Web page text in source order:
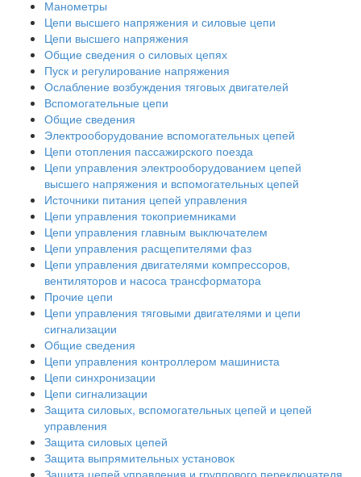
Манометры
Цепи высшего напряжения и силовые цепи
Цепи высшего напряжения
Общие сведения о силовых цепях
Пуск и регулирование напряжения
Ослабление возбуждения тяговых двигателей
Вспомогательные цепи
Общие сведения
Электрооборудование вспомогательных цепей
Цепи отопления пассажирского поезда
Цепи управления электрооборудованием цепей
высшего напряжения и вспомогательных цепей
Источники питания цепей управления
Цепи управления токоприемниками
Цепи управления главным выключателем
Цепи управления расщепителями фаз
Цепи управления двигателями компрессоров,
вентиляторов и насоса трансформатора
Прочие цепи
Цепи управления тяговыми двигателями и цепи
сигнализации
Общие сведения
Цепи управления контроллером машиниста
Цепи синхронизации
Цепи сигнализации
Защита силовых, вспомогательных цепей и цепей
управления
Защита силовых цепей
Защита выпрямительных установок